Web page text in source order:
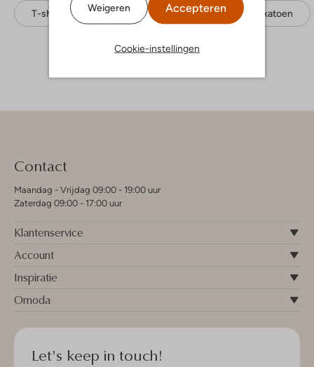
Weigeren Accepteren
Cookie-instellingen
T-shirts Scotch & Soda Biologisch katoen
Contact
Maandag - Vrijdag 09:00 - 19:00 uur
Zaterdag 09:00 - 17:00 uur
Klantenservice
Account
Inspiratie
Omoda
Let's keep in touch!